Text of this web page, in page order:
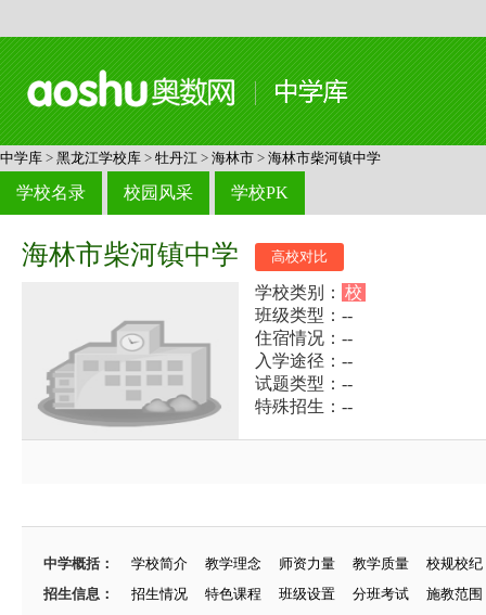
中学库 > 黑龙江学校库 > 牡丹江 > 海林市 > 海林市柴河镇中学
学校名录 校园风采 学校PK
海林市柴河镇中学 高校对比
学校类别： 校
班级类型：--
住宿情况：--
入学途径：--
试题类型：--
特殊招生：--
中学概括： 学校简介 教学理念 师资力量 教学质量
校规校纪
招生信息：
招生情况 特色课程 班级设置 分班考试
施教范围